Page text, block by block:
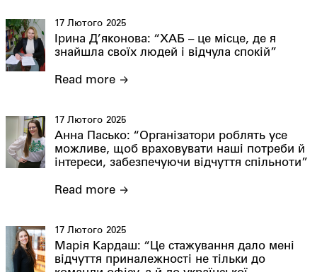
17 Лютого 2025
Ірина Д’яконова: “ХАБ – це місце, де я
знайшла своїх людей і відчула спокій”
Read more
17 Лютого 2025
Анна Пасько: “Організатори роблять усе
можливе, щоб враховувати наші потреби й
інтереси, забезпечуючи відчуття спільноти”
Read more
17 Лютого 2025
Марія Кардаш: “Це стажування дало мені
відчуття приналежності не тільки до